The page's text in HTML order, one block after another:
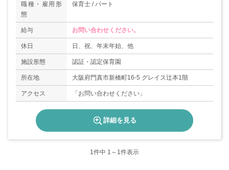
職種・雇用形
態
保育士 / パート
給与 お問い合わせください。
休日 日、祝、年末年始、他
施設形態 認証・認定保育園
所在地 大阪府門真市新橋町16-5 グレイス辻本1階
アクセス 「お問い合わせください」
詳細を見る
1件中 1～1件表示